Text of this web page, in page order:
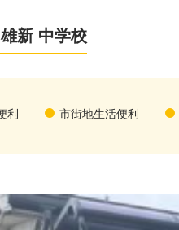
新 中学校
利 市街地生活便利